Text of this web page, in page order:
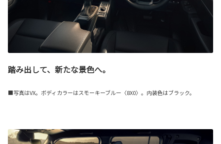
踏み出して、新たな景色へ。
■写真はVX。ボディカラーはスモーキーブルー〈8X0〉。内装色はブラック。